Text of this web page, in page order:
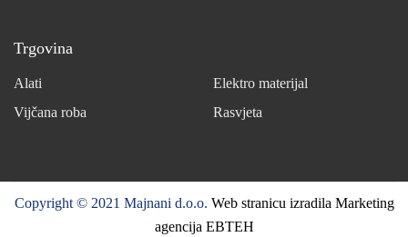
Trgovina
Alati
Elektro materijal
Vijčana roba
Rasvjeta
Copyright © 2021 Majnani d.o.o. Web stranicu izradila Marketing
agencija EBTEH